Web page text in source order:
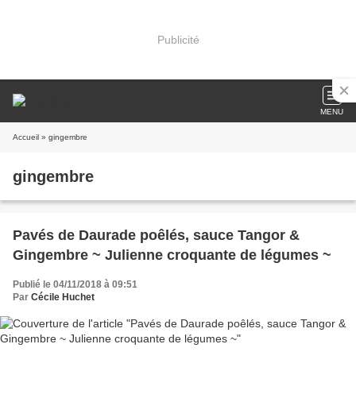
Publicité
MENU
Accueil » gingembre
gingembre
Pavés de Daurade poêlés, sauce Tangor &
Gingembre ~ Julienne croquante de légumes ~
Publié le 04/11/2018 à 09:51
Par Cécile Huchet